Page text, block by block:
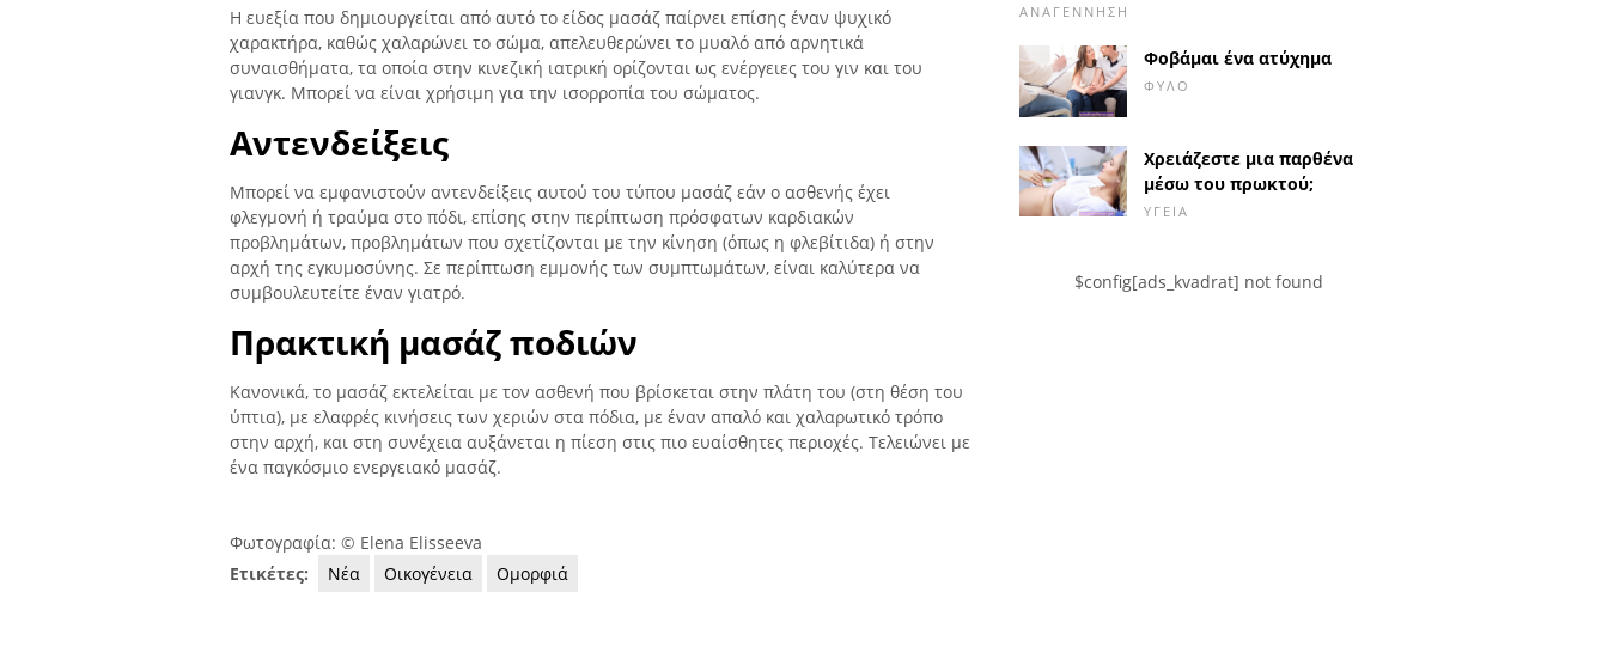
Η ευεξία που δημιουργείται από αυτό το είδος μασάζ παίρνει επίσης έναν ψυχικό
χαρακτήρα, καθώς χαλαρώνει το σώμα, απελευθερώνει το μυαλό από αρνητικά
συναισθήματα, τα οποία στην κινεζική ιατρική ορίζονται ως ενέργειες του γιν και του
γιανγκ. Μπορεί να είναι χρήσιμη για την ισορροπία του σώματος.
Αντενδείξεις
Μπορεί να εμφανιστούν αντενδείξεις αυτού του τύπου μασάζ εάν ο ασθενής έχει
φλεγμονή ή τραύμα στο πόδι, επίσης στην περίπτωση πρόσφατων καρδιακών
προβλημάτων, προβλημάτων που σχετίζονται με την κίνηση (όπως η φλεβίτιδα) ή στην
αρχή της εγκυμοσύνης. Σε περίπτωση εμμονής των συμπτωμάτων, είναι καλύτερα να
συμβουλευτείτε έναν γιατρό.
Πρακτική μασάζ ποδιών
Κανονικά, το μασάζ εκτελείται με τον ασθενή που βρίσκεται στην πλάτη του (στη θέση του
ύπτια), με ελαφρές κινήσεις των χεριών στα πόδια, με έναν απαλό και χαλαρωτικό τρόπο
στην αρχή, και στη συνέχεια αυξάνεται η πίεση στις πιο ευαίσθητες περιοχές. Τελειώνει με
ένα παγκόσμιο ενεργειακό μασάζ.
Φωτογραφία: © Elena Elisseeva
Ετικέτες:
Νέα Οικογένεια Ομορφιά
ΑΝΑΓΈΝΝΗΣΗ
Φοβάμαι ένα ατύχημα
ΦΎΛΟ
Χρειάζεστε μια παρθένα
μέσω του πρωκτού;
ΥΓΕΊΑ
$config[ads_kvadrat] not found